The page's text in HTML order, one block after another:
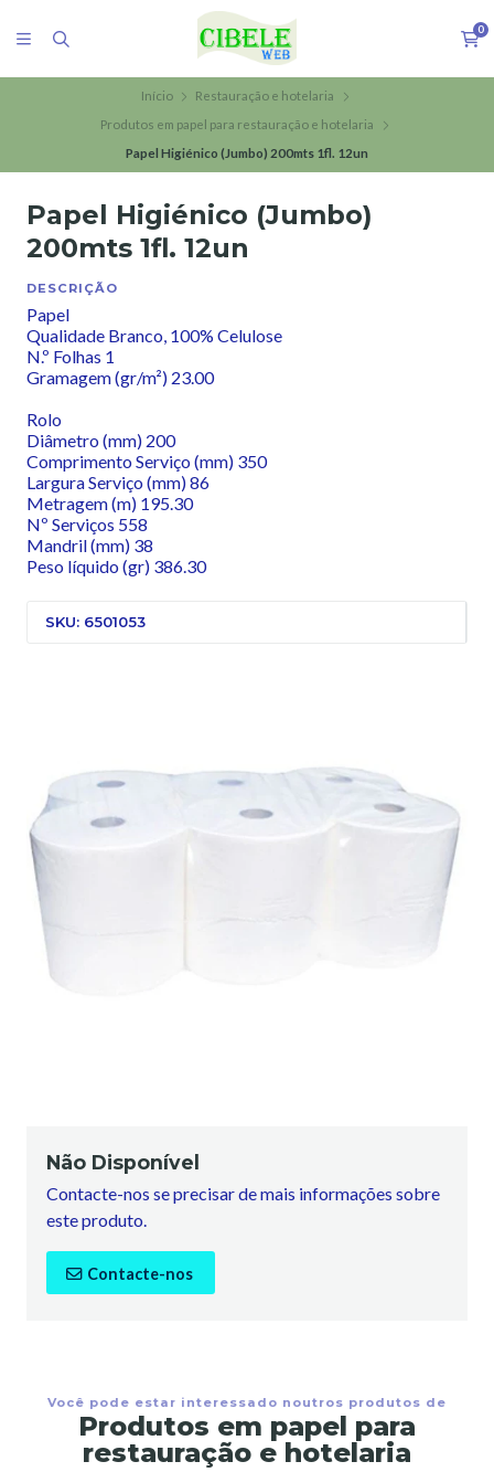
0
Início
Restauração e hotelaria
Produtos em papel para restauração e hotelaria
Papel Higiénico (Jumbo) 200mts 1fl. 12un
Papel Higiénico (Jumbo)
200mts 1fl. 12un
DESCRIÇÃO
Papel
Qualidade Branco, 100% Celulose
N.º Folhas 1
Gramagem (gr/m²) 23.00
Rolo
Diâmetro (mm) 200
Comprimento Serviço (mm) 350
Largura Serviço (mm) 86
Metragem (m) 195.30
Nº Serviços 558
Mandril (mm) 38
Peso líquido (gr) 386.30
SKU: 6501053
Não Disponível
Contacte-nos se precisar de mais informações sobre
este produto.
Contacte-nos
Você pode estar interessado noutros produtos de
Produtos em papel para
restauração e hotelaria